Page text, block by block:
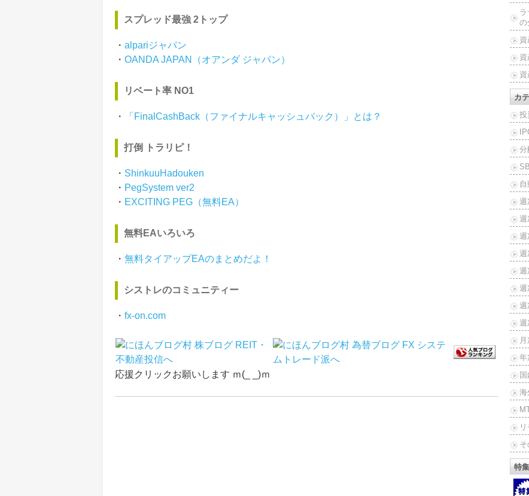
スプレッド最強 2トップ
・ alpariジャパン
・ OANDA JAPAN（オアンダ ジャパン）
リベート率 NO1
・ 「FinalCashBack（ファイナルキャッシュバック）」とは？
打倒 トラリピ！
・ ShinkuuHadouken
・ PegSystem ver2
・ EXCITING PEG（無料EA）
無料EAいろいろ
・ 無料タイアップEAのまとめだよ！
シストレのコミュニティー
・ fx-on.com
応援クリックお願いします ｍ(_ _)ｍ
の
資
資
資
カ
投
分
週
週
週
週
週
週
週
週
年
海
そ
特